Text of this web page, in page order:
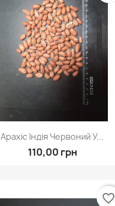
Арахіс Індія Червоний У...
110,00 грн
favorite_border